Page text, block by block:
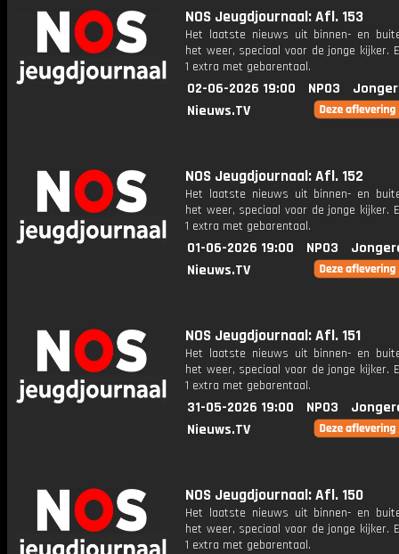
NOS Jeugdjournaal: Afl. 153
Het laatste nieuws uit binnen- en
het weer, speciaal voor de jonge kijker.
1 extra met gebarentaal.
02-06-2026 19:00 NPO3
Nieuws.TV
NOS Jeugdjournaal: Afl. 152
Het laatste nieuws uit binnen- en
het weer, speciaal voor de jonge kijker.
1 extra met gebarentaal.
01-06-2026 19:00 NPO3
Nieuws.TV
NOS Jeugdjournaal: Afl. 151
Het laatste nieuws uit binnen- en
het weer, speciaal voor de jonge kijker.
1 extra met gebarentaal.
31-05-2026 19:00 NPO3
Nieuws.TV
NOS Jeugdjournaal: Afl. 150
Het laatste nieuws uit binnen- en
het weer, speciaal voor de jonge kijker.
1 extra met gebarentaal.